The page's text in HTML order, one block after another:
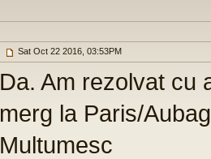
Sat Oct 22 2016, 03:53PM
Da. Am rezolvat cu
merg la Paris/
Multumesc